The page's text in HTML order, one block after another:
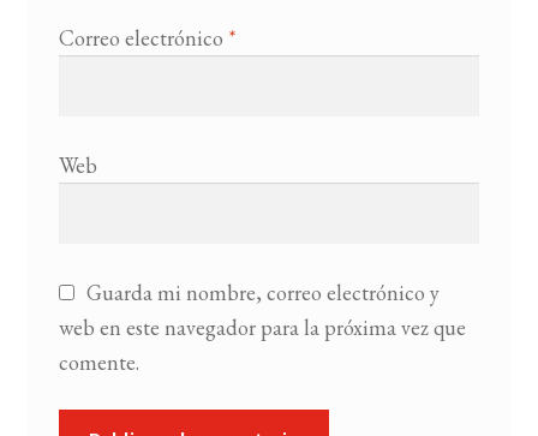
Correo electrónico *
Web
Guarda mi nombre, correo electrónico y
web en este navegador para la próxima vez que
comente.